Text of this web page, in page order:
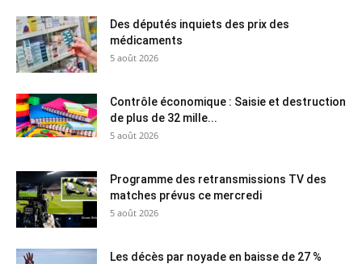
Des députés inquiets des prix des
médicaments
5 août 2026
Contrôle économique : Saisie et destruction
de plus de 32 mille...
5 août 2026
Programme des retransmissions TV des
matches prévus ce mercredi
5 août 2026
Les décès par noyade en baisse de 27 %